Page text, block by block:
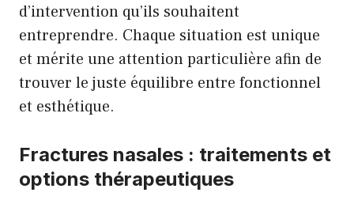
d’intervention qu’ils souhaitent
entreprendre. Chaque situation est unique
et mérite une attention particulière afin de
trouver le juste équilibre entre fonctionnel
et esthétique.
Fractures nasales : traitements et
options thérapeutiques